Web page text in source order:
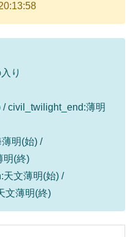
り
civil_twilight_end:薄明
明(始) /
明(終)
文薄明(始) /
文薄明(終)